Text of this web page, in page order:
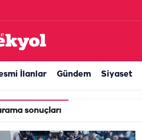
İlanlar Gündem Siyaset
sonuçları